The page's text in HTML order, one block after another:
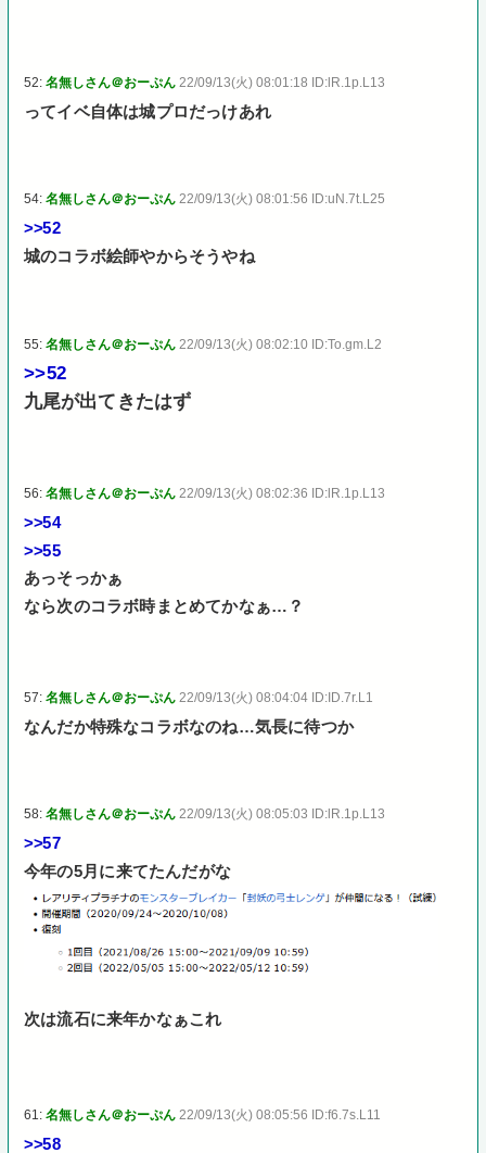
52:名無しさん＠おーぷん 22/09/13(火) 08:01:18 ID:lR.1p.L13
ってイベ自体は城プロだっけあれ
54:名無しさん＠おーぷん 22/09/13(火) 08:01:56 ID:uN.7t.L25
>>52
城のコラボ絵師やからそうやね
55:名無しさん＠おーぷん 22/09/13(火) 08:02:10 ID:To.gm.L2
>>52
九尾が出てきたはず
56:名無しさん＠おーぷん 22/09/13(火) 08:02:36 ID:lR.1p.L13
>>54
>>55
あっそっかぁ
なら次のコラボ時まとめてかなぁ…？
57:名無しさん＠おーぷん 22/09/13(火) 08:04:04 ID:ID.7r.L1
なんだか特殊なコラボなのね…気長に待つか
58:名無しさん＠おーぷん 22/09/13(火) 08:05:03 ID:lR.1p.L13
>>57
今年の5月に来てたんだがな
次は流石に来年かなぁこれ
61:名無しさん＠おーぷん 22/09/13(火) 08:05:56 ID:f6.7s.L11
>>58